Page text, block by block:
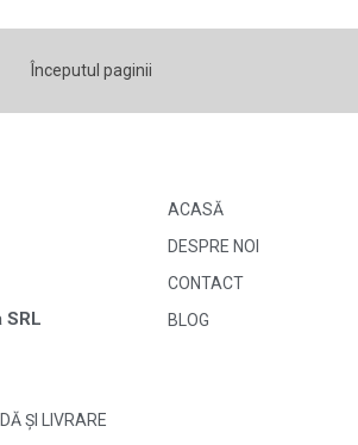
Începutul paginii
SRL
ACASĂ
DESPRE NOI
CONTACT
BLOG
ȘI LIVRARE